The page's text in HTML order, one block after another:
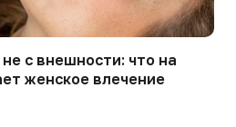
с внешности: что на
женское влечение